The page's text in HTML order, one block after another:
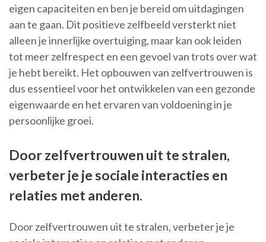
eigen capaciteiten en ben je bereid om uitdagingen
aan te gaan. Dit positieve zelfbeeld versterkt niet
alleen je innerlijke overtuiging, maar kan ook leiden
tot meer zelfrespect en een gevoel van trots over wat
je hebt bereikt. Het opbouwen van zelfvertrouwen is
dus essentieel voor het ontwikkelen van een gezonde
eigenwaarde en het ervaren van voldoening in je
persoonlijke groei.
Door zelfvertrouwen uit te stralen,
verbeter je je sociale interacties en
relaties met anderen.
Door zelfvertrouwen uit te stralen, verbeter je je